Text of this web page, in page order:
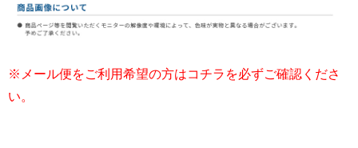
※メール便をご利用希望の方はコチラを必ずご確認くださ
い。